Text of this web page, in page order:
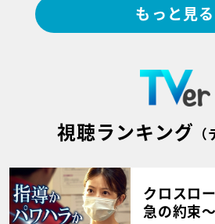
もっと見る
視聴ランキング
クロスロ
急の約束～